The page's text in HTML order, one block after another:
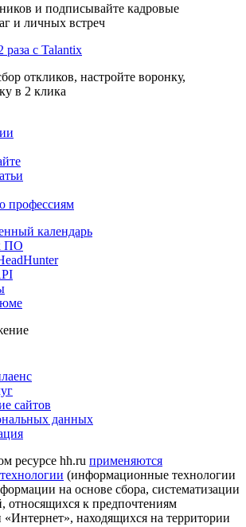
и подписывайте кадровые
и личных встреч
раза с Talantix
откликов, настройте воронку,
в 2 клика
профессиям
календарь
ПО
сайтов
данных
ресурсе hh.ru применяются
(информационные технологии
на основе сбора, систематизации
относящихся к предпочтениям
«Интернет», находящихся на территории